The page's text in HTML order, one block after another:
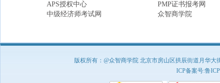
APS授权中心
PMP证书报考网
中级经济师考试网
众智商学院
版权所有：@众智商学院 北京市房山区拱辰街道月华
ICP备案号:鲁